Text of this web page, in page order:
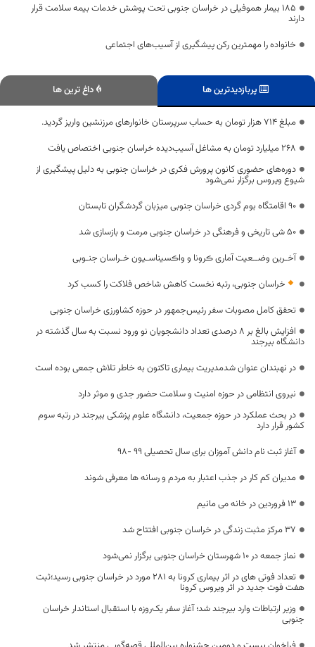
۱۸۵ بیمار هموفیلی در خراسان جنوبی تحت پوشش خدمات بیمه سلامت قرار
دارند
خانواده را مهمترین رکن پیشگیری از آسیب‌های اجتماعی
پربازدیدترین ها داغ ترین ها
مبلغ ۷۱۴ هزار تومان به حساب سرپرستان خانوارهای مرزنشین واریز گرديد.
۲۶۸ میلیارد تومان به مشاغل آسیب‌دیده خراسان جنوبی اختصاص یافت
دوره‌های حضوری کانون پرورش فکری در خراسان جنوبی به دلیل پیشگیری از
شیوع ویروس برگزار نمی‌شود
۹۰ اقامتگاه بوم گردی خراسان جنوبی میزبان گردشگران تابستان
۵۰ شی تاریخی و فرهنگی در خراسان جنوبی مرمت و بازسازی شد
آخـرین وضــعیت آماری ڪرونا و واڪسیناسـیون خـراسان جنـوبی
خراسان جنوبی، رتبه نخست کاهش شاخص فلاکت را کسب کرد
تحقق کامل مصوبات سفر رئیس‌جمهور در حوزه کشاورزی خراسان جنوبی
افزایش بالغ بر ۸ درصدی تعداد دانشجویان نو ورود نسبت به سال گذشته در
دانشگاه بیرجند
در نهبندان عنوان شدمدیریت بیماری تاکنون به خاطر تلاش جمعی بوده است
نیروی انتظامی در حوزه امنیت و سلامت حضور جدی و موثر دارد
در بحث عملکرد در حوزه جمعیت، دانشگاه علوم پزشکی بیرجند در رتبه سوم
کشور قرار دارد
آغاز ثبت نام دانش آموزان برای سال تحصیلی 99 -98
مدیران کم کار در جذب اعتبار به مردم و رسانه ها معرفی شوند
13 فروردین در خانه می مانیم
۳۷ مرکز مثبت زندگی در خراسان جنوبی افتتاح شد
نماز جمعه در ۱۰ شهرستان خراسان جنوبی برگزار نمی‌شود
تعداد فوتی های در اثر بیماری کرونا به 281 مورد در خراسان جنوبی رسید؛ثبت
هفت فوت جدید در اثر ویروس کرونا
وزیر ارتباطات وارد بیرجند شد؛ آغاز سفر یک‌روزه با استقبال استاندار خراسان
جنوبی